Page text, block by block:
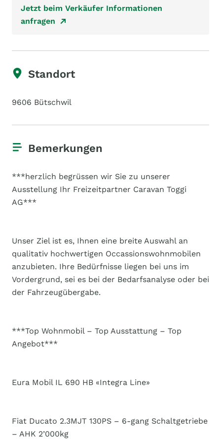
Jetzt beim Verkäufer Informationen
anfragen
Standort
9606 Bütschwil
Bemerkungen
***herzlich begrüssen wir Sie zu unserer
Ausstellung Ihr Freizeitpartner Caravan Toggi
AG***
Unser Ziel ist es, Ihnen eine breite Auswahl an
qualitativ hochwertigen Occassionswohnmobilen
anzubieten. Ihre Bedürfnisse liegen bei uns im
Vordergrund, sei es bei der Bedarfsanalyse oder bei
der Fahrzeugübergabe.
***Top Wohnmobil – Top Ausstattung – Top
Angebot***
Eura Mobil IL 690 HB «Integra Line»
Fiat Ducato 2.3MJT 130PS – 6-gang Schaltgetriebe
– AHK 2’000kg